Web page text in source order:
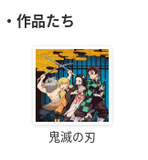
作品たち
鬼滅の刃